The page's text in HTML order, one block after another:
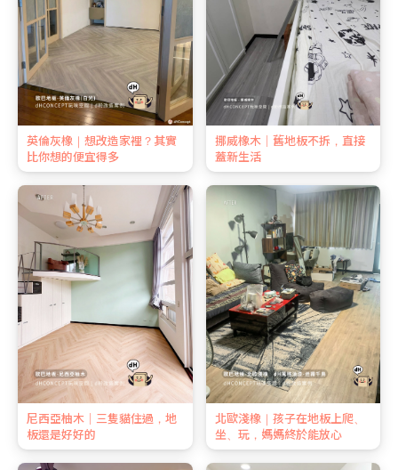
英倫灰橡｜想改造家裡？其實
比你想的便宜得多
挪威橡木｜舊地板不拆，直接
蓋新生活
尼西亞柚木｜三隻貓住過，地
板還是好好的
北歐淺橡｜孩子在地板上爬、
坐、玩，媽媽終於能放心